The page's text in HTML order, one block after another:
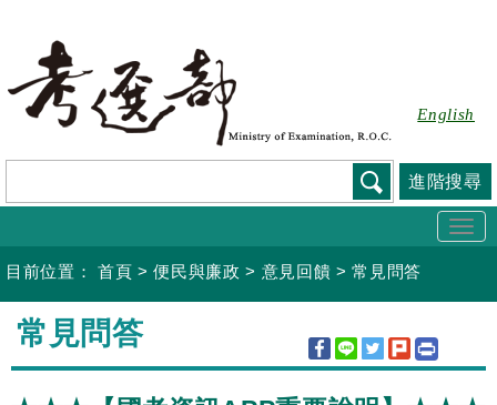
要
容
English
進階搜尋
目前位置： 首頁 >便民與廉政 > 意見回饋 >常見問答
:::
常見問答